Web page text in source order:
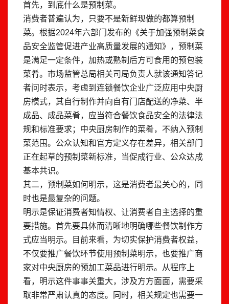
首先，到底什么是预制菜。
消费者普遍认为，只要不是新鲜现做的都算预制
菜。根据2024年六部门发布的《关于加强预制菜食
品安全监管促进产业高质量发展的通知》，预制菜
是满足一定条件，加热或熟制后方可食用的预包装
菜肴。市场监管总局相关司局负责人就该通知答记
者问时表示，考虑到连锁餐饮企业广泛应用中央厨
房模式，其自行制作并向自有门店配送的净菜、半
成品、成品菜肴，应当符合餐饮食品安全的法律法
规和标准要求；中央厨房制作的菜肴，不纳入预制
菜范围。公众认知和官方定义存在差异，相关部门
正在起草的预制菜新标准，当促成行业、公众达成
基本共识。
其二，预制菜如何明示，这是消费者最关心的，同
时也是最复杂的问题。
明示是保证消费者知情权、让消费者自主选择的重
要措施。首先要具体而清晰地明确哪些餐饮制作方
式应当明示。目前来看，为切实保护消费者权益，
不仅要推广餐饮环节使用预制菜明示，也要推广商
家对中央厨房的预加工菜品进行明示。从程序上
看，明示这件事事关重大，涉及方方面面，需要采
取非常严肃认真的态度。同时，相关规定也需要一